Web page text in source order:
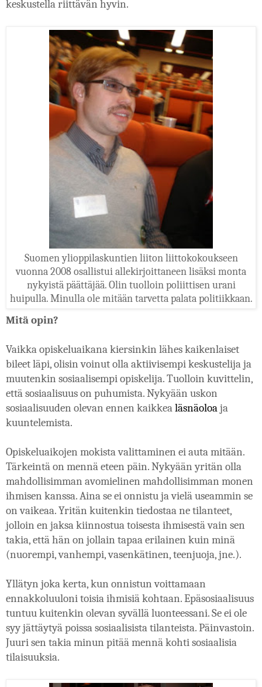
keskustella riittävän hyvin.
Suomen ylioppilaskuntien liiton liittokokoukseen
vuonna 2008 osallistui allekirjoittaneen lisäksi monta
nykyistä päättäjää. Olin tuolloin poliittisen urani
huipulla. Minulla ole mitään tarvetta palata politiikkaan.
Mitä opin?
Vaikka opiskeluaikana kiersinkin lähes kaikenlaiset
bileet läpi, olisin voinut olla aktiivisempi keskustelija ja
muutenkin sosiaalisempi opiskelija. Tuolloin kuvittelin,
että sosiaalisuus on puhumista. Nykyään uskon
sosiaalisuuden olevan ennen kaikkea läsnäoloa ja
kuuntelemista.
Opiskeluaikojen mokista valittaminen ei auta mitään.
Tärkeintä on mennä eteen päin. Nykyään yritän olla
mahdollisimman avomielinen mahdollisimman monen
ihmisen kanssa. Aina se ei onnistu ja vielä useammin se
on vaikeaa. Yritän kuitenkin tiedostaa ne tilanteet,
jolloin en jaksa kiinnostua toisesta ihmisestä vain sen
takia, että hän on jollain tapaa erilainen kuin minä
(nuorempi, vanhempi, vasenkätinen, teenjuoja, jne.).
Yllätyn joka kerta, kun onnistun voittamaan
ennakkoluuloni toisia ihmisiä kohtaan. Epäsosiaalisuus
tuntuu kuitenkin olevan syvällä luonteessani. Se ei ole
syy jättäytyä poissa sosiaalisista tilanteista. Päinvastoin.
Juuri sen takia minun pitää mennä kohti sosiaalisia
tilaisuuksia.